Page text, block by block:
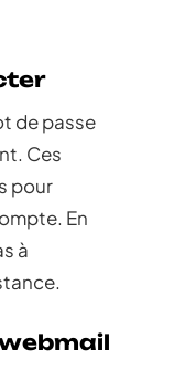
de passe
Ces
pour
En
à